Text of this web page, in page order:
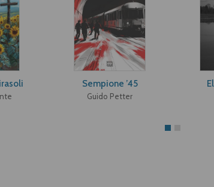
Sempione ’45
Guido Petter